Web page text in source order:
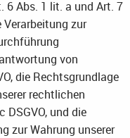
6 Abs. 1 lit. a und Art. 7
Verarbeitung zur
von
die Rechtsgrundlage
rechtlichen
und die
zur Wahrung unserer